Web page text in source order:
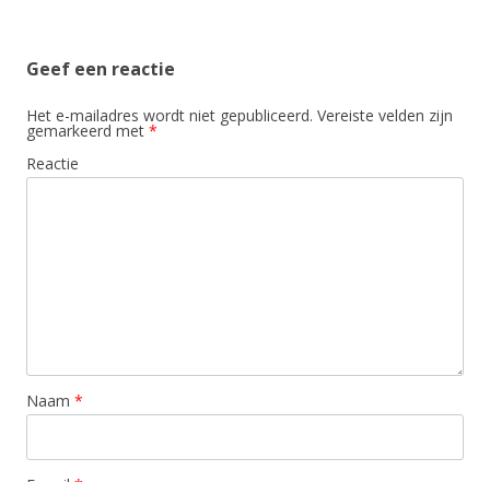
Geef een reactie
Het e-mailadres wordt niet gepubliceerd. Vereiste velden zijn
gemarkeerd met *
Reactie
Naam *